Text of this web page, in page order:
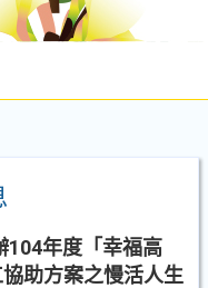
104年度「幸福高
助方案之慢活人生